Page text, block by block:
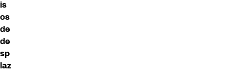
is
os
de
de
sp
laz